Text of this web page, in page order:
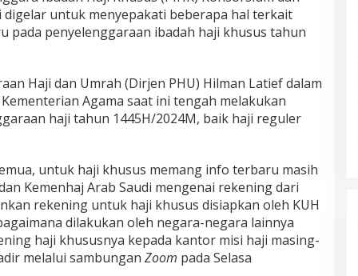
digelar untuk menyepakati beberapa hal terkait
pada penyelenggaraan ibadah haji khusus tahun
Haji dan Umrah (Dirjen PHU) Hilman Latief dalam
Agama saat ini tengah melakukan
haji tahun 1445H/2024M, baik haji reguler
untuk haji khusus memang info terbaru masih
Kemenhaj Arab Saudi mengenai rekening dari
rekening untuk haji khusus disiapkan oleh KUH
dilakukan oleh negara-negara lainnya
haji khususnya kepada kantor misi haji masing-
melalui sambungan Zoom pada Selasa